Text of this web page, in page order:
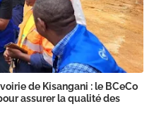
de Kisangani : le BCeCo
assurer la qualité des